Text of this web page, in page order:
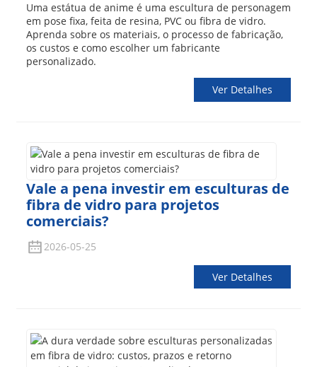
Uma estátua de anime é uma escultura de personagem
em pose fixa, feita de resina, PVC ou fibra de vidro.
Aprenda sobre os materiais, o processo de fabricação,
os custos e como escolher um fabricante
personalizado.
Ver Detalhes
Vale a pena investir em esculturas de
fibra de vidro para projetos
comerciais?
2026-05-25
Ver Detalhes